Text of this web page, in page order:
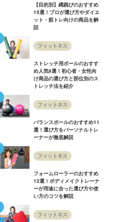
め11選！選
ナーが徹底解
フィットネス
用から初心者向け
選び方をヨガのプ
【目的別】縄跳びのおすすめ
15選！プロが選び方やダイエ
ット・筋トレ向けの商品を解
説
フィットネス
ストレッチ用ポールのおすす
め人気9選！初心者・女性向
け商品の選び方と部位別のス
トレッチ法を紹介
フィットネス
バランスボールのおすすめ11
選！選び方をパーソナルトレ
ーナーが徹底解説
フィットネス
フォームローラーのおすすめ
12選！ボディメイクトレーナ
ーが用途に合った選び方や使
い方のコツを解説
フィットネス